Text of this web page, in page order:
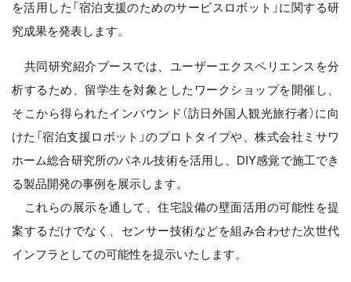
を活用した「宿泊支援のためのサービスロボット」に関する研
究成果を発表します。
共同研究紹介ブースでは、ユーザーエクスペリエンスを分
析するため、留学生を対象としたワークショップを開催し、
そこから得られたインバウンド（訪日外国人観光旅行者）に向
けた「宿泊支援ロボット」のプロトタイプや、株式会社ミサワ
ホーム総合研究所のパネル技術を活用し、DIY感覚で施工でき
る製品開発の事例を展示します。
これらの展示を通して、住宅設備の壁面活用の可能性を提
案するだけでなく、センサー技術などを組み合わせた次世代
インフラとしての可能性を提示いたします。